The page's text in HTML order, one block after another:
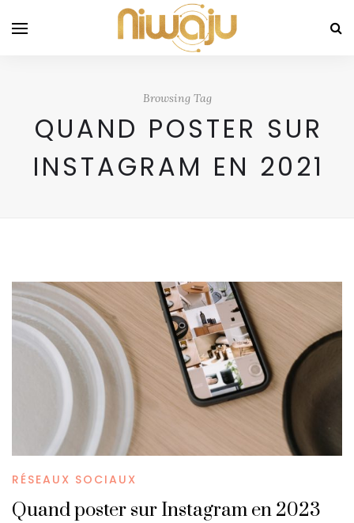
Browsing Tag
QUAND POSTER SUR
INSTAGRAM EN 2021
RÉSEAUX SOCIAUX
Quand poster sur Instagram en 2023